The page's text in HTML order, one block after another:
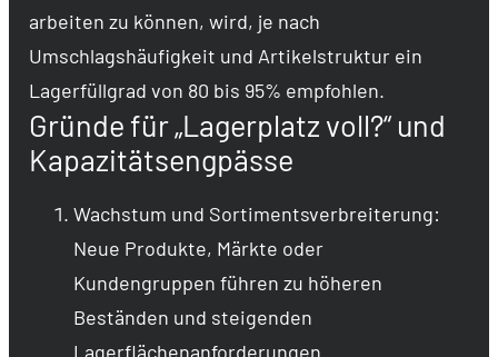
arbeiten zu können, wird, je nach
Umschlagshäufigkeit und Artikelstruktur ein
Lagerfüllgrad von 80 bis 95% empfohlen.
Gründe für „Lagerplatz voll?“ und
Kapazitätsengpässe
Wachstum und Sortimentsverbreiterung:
Neue Produkte, Märkte oder
Kundengruppen führen zu höheren
Beständen und steigenden
Lagerflächenanforderungen.